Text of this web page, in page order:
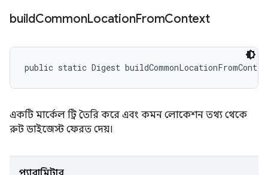
buildCommonLocationFromContext
public static Digest
একটি মার্কেল ট্রি তৈরি করে এবং কমন লোকেশন তথ্য থেকে
রুট ডাইজেস্ট ফেরত দেয়।